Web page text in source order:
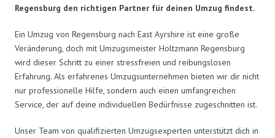
Regensburg den richtigen Partner für deinen Umzug findest.
Ein Umzug von Regensburg nach East Ayrshire ist eine große
Veränderung, doch mit Umzugsmeister Holtzmann Regensburg
wird dieser Schritt zu einer stressfreien und reibungslosen
Erfahrung. Als erfahrenes Umzugsunternehmen bieten wir dir nicht
nur professionelle Hilfe, sondern auch einen umfangreichen
Service, der auf deine individuellen Bedürfnisse zugeschnitten ist.
Unser Team von qualifizierten Umzugsexperten unterstützt dich in